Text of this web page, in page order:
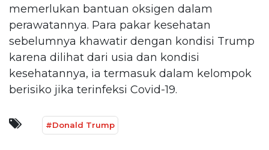
memerlukan bantuan oksigen dalam
perawatannya. Para pakar kesehatan
sebelumnya khawatir dengan kondisi Trump
karena dilihat dari usia dan kondisi
kesehatannya, ia termasuk dalam kelompok
berisiko jika terinfeksi Covid-19.
#Donald Trump